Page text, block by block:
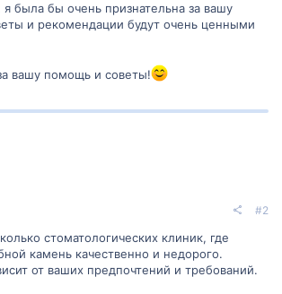
была бы очень признательна за вашу
и рекомендации будут очень ценными
вашу помощь и советы!
#2
стоматологических клиник, где
камень качественно и недорого.
от ваших предпочтений и требований.